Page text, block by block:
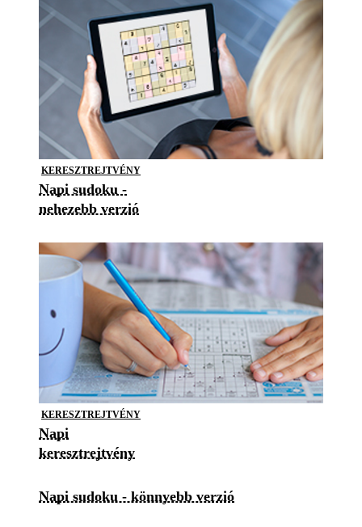
KERESZTREJTVÉNY
Napi sudoku -
nehezebb verzió
KERESZTREJTVÉNY
Napi
keresztrejtvény
Napi sudoku - könnyebb verzió